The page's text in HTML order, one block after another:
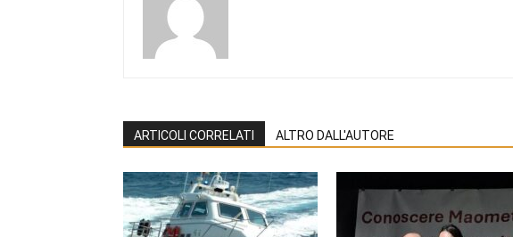
ARTICOLI CORRELATI ALTRO DALL'AUTORE